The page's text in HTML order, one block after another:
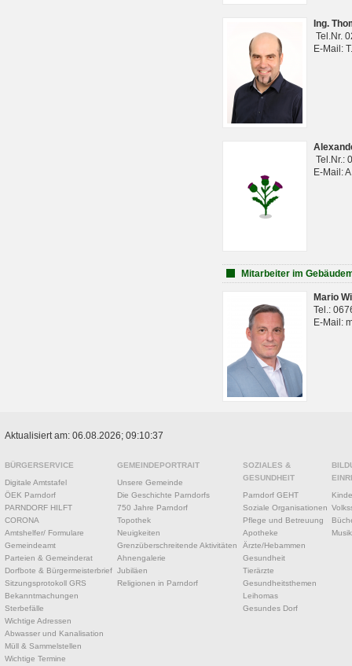
Ing.
Tel.Nr.
E-Mail:
Tel.Nr.:
E-Mail:
Mitarbeiter im
Mario
Tel.:
E-Mail:
Aktualisiert am: 06.08.2026; 09:10:37
BÜRGERSERVICE
Digitale Amtstafel
ÖEK Parndorf
PARNDORF HILFT
CORONA
Amtshelfer/ Formulare
Gemeindeamt
Parteien & Gemeinderat
Dorfbote & Bürgermeisterbrief
Sitzungsprotokoll GRS
Bekanntmachungen
Sterbefälle
Wichtige Adressen
Abwasser und Kanalisation
Müll & Sammelstellen
Wichtige Termine
GEMEINDEPORTRAIT
Unsere Gemeinde
Die Geschichte Parndorfs
750 Jahre Parndorf
Topothek
Neuigkeiten
Grenzüberschreitende Aktivitäten
Ahnengalerie
Jubiläen
Religionen in Parndorf
SOZIALES &
GESUNDHEIT
Parndorf GEHT
Soziale Organisationen
Pflege und Betreuung
Apotheke
Ärzte/Hebammen
Gesundheit
Tierärzte
Gesundheitsthemen
Leihomas
Gesundes Dorf